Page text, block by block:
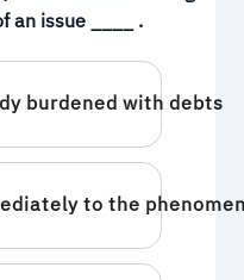
an issue ____ .
burdened with debts
to the